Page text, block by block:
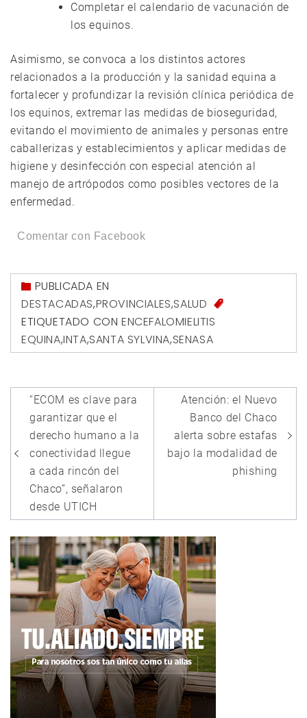
Completar el calendario de vacunación de
los equinos.
Asimismo, se convoca a los distintos actores
relacionados a la producción y la sanidad equina a
fortalecer y profundizar la revisión clínica periódica de
los equinos, extremar las medidas de bioseguridad,
evitando el movimiento de animales y personas entre
caballerizas y establecimientos y aplicar medidas de
higiene y desinfección con especial atención al
manejo de artrópodos como posibles vectores de la
enfermedad.
Comentar con Facebook
PUBLICADA EN
DESTACADAS,PROVINCIALES,SALUD
ETIQUETADO CON ENCEFALOMIELITIS
EQUINA,INTA,SANTA SYLVINA,SENASA
Navegación
de
entradas
“ECOM es clave para
garantizar que el
derecho humano a la
conectividad llegue
a cada rincón del
Chaco”, señalaron
desde UTICH
Atención: el Nuevo
Banco del Chaco
alerta sobre estafas
bajo la modalidad de
phishing